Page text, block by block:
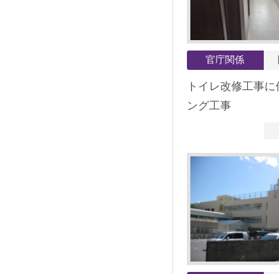
官庁関係
トイレ改修工事に
ング工事